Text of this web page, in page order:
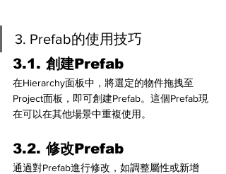
3. Prefab的使用技巧
3.1. 創建Prefab
在Hierarchy面板中，將選定的物件拖拽至
Project面板，即可創建Prefab。這個Prefab現
在可以在其他場景中重複使用。
3.2. 修改Prefab
通過對Prefab進行修改，如調整屬性或新增